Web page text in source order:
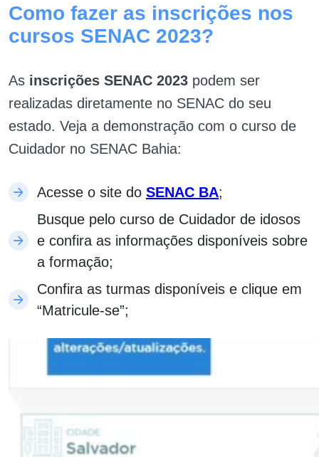
Como fazer as inscrições nos
cursos SENAC 2023?
As inscrições SENAC 2023 podem ser
realizadas diretamente no SENAC do seu
estado. Veja a demonstração com o curso de
Cuidador no SENAC Bahia:
Acesse o site do SENAC BA;
Busque pelo curso de Cuidador de idosos
e confira as informações disponíveis sobre
a formação;
Confira as turmas disponíveis e clique em
“Matricule-se”;